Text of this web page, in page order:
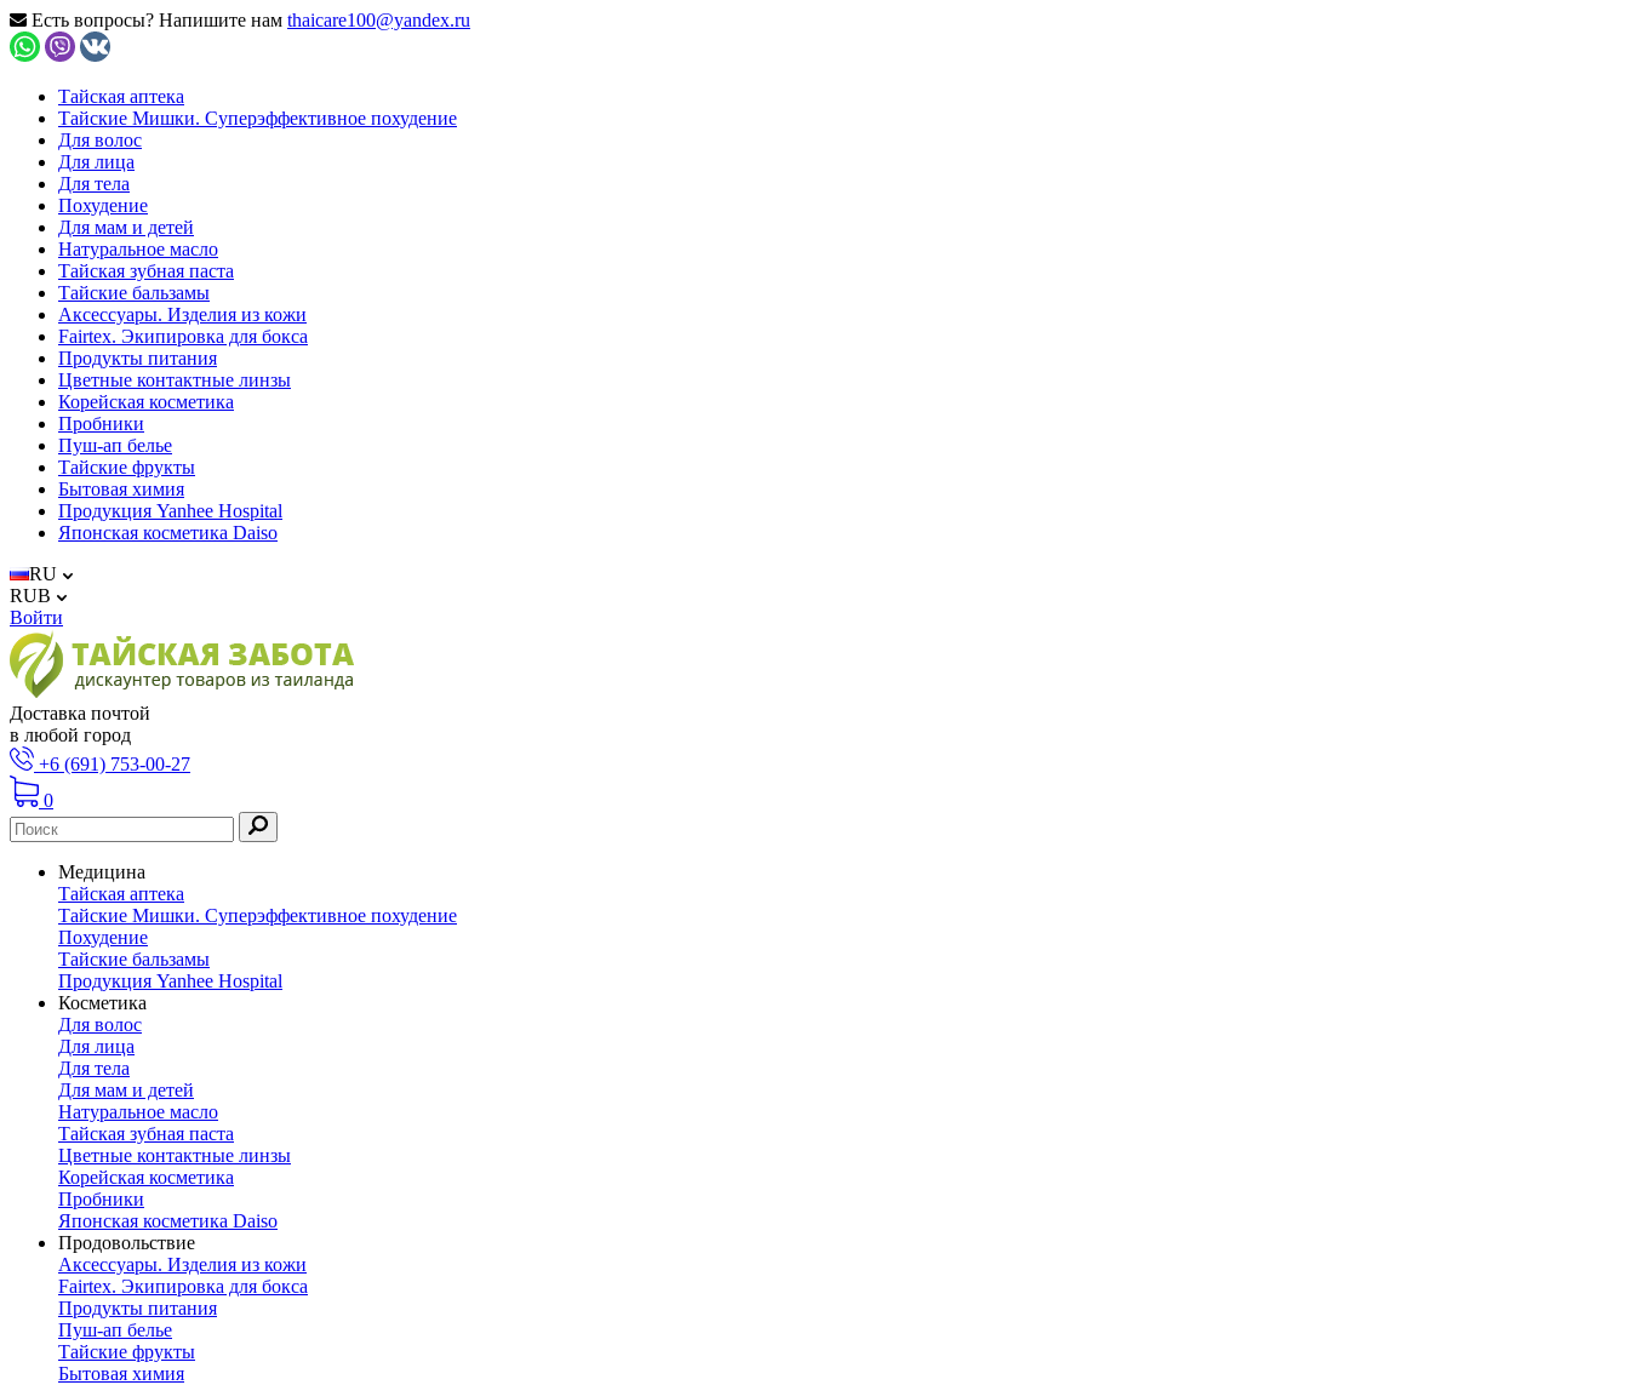
Есть вопросы? Напишите нам thaicare100@yandex.ru
Тайская аптека
Тайские Мишки. Суперэффективное похудение
Для волос
Для лица
Для тела
Похудение
Для мам и детей
Натуральное масло
Тайская зубная паста
Тайские бальзамы
Аксессуары. Изделия из кожи
Fairtex. Экипировка для бокса
Продукты питания
Цветные контактные линзы
Корейская косметика
Пробники
Пуш-ап белье
Тайские фрукты
Бытовая химия
Продукция Yanhee Hospital
Японская косметика Daiso
RU
RUB
Войти
Доставка почтой
в любой город
+6 (691) 753-00-27
0
Медицина
Тайская аптека
Тайские Мишки. Суперэффективное похудение
Похудение
Тайские бальзамы
Продукция Yanhee Hospital
Косметика
Для волос
Для лица
Для тела
Для мам и детей
Натуральное масло
Тайская зубная паста
Цветные контактные линзы
Корейская косметика
Пробники
Японская косметика Daiso
Продовольствие
Аксессуары. Изделия из кожи
Fairtex. Экипировка для бокса
Продукты питания
Пуш-ап белье
Тайские фрукты
Бытовая химия